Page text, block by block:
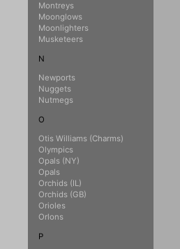
Montreys
Moonglows
Moonlighters
Musketeers
N
Newports
Nuggets
Nutmegs
O
Otis Williams (Charms)
Olympics
Opals (NY)
Opals
Orchids (IL)
Orchids (GB)
Orioles
Orlons
P